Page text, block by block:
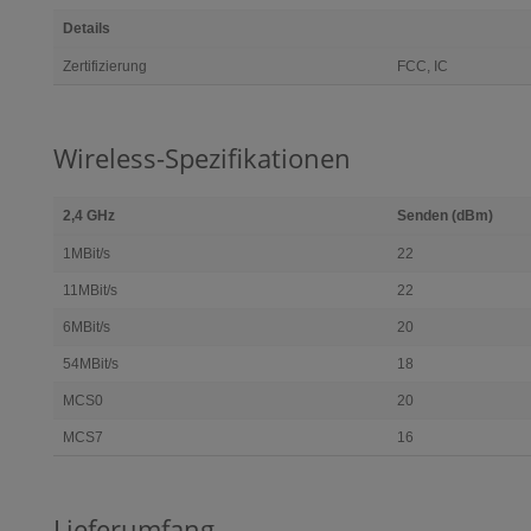
Details
Zertifizierung FCC, IC
Wireless-Spezifikationen
2,4 GHz Senden (dBm)
1MBit/s 22
11MBit/s 22
6MBit/s 20
54MBit/s 18
MCS0 20
MCS7 16